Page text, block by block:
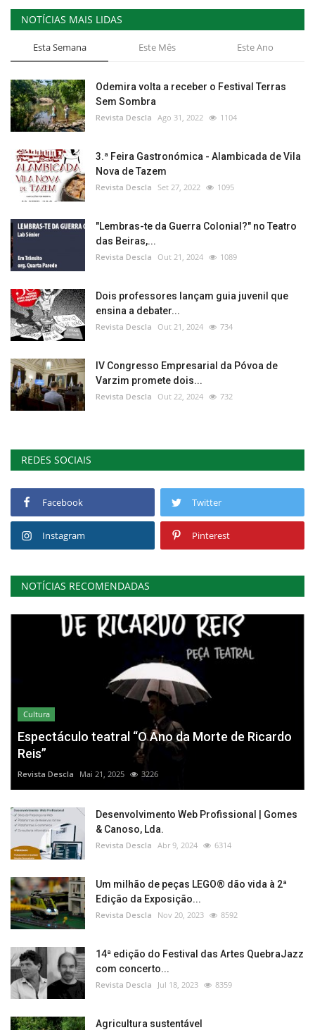
NOTÍCIAS MAIS LIDAS
Esta Semana Este Mês Este Ano
Odemira volta a receber o Festival Terras
Sem Sombra
Revista Descla Ago 31, 2022 1104
3.ª Feira Gastronómica - Alambicada de Vila
Nova de Tazem
Revista Descla Set 27, 2022 1095
"Lembras-te da Guerra Colonial?" no Teatro
das Beiras,...
Revista Descla Out 21, 2024 1089
Dois professores lançam guia juvenil que
ensina a debater...
Revista Descla Out 21, 2024 734
IV Congresso Empresarial da Póvoa de
Varzim promete dois...
Revista Descla Out 22, 2024 732
REDES SOCIAIS
Facebook Twitter
Instagram Pinterest
NOTÍCIAS RECOMENDADAS
Cultura
Espectáculo teatral “O Ano da Morte de Ricardo
Reis”
Revista Descla Mai 21, 2025 3226
Desenvolvimento Web Profissional | Gomes
& Canoso, Lda.
Revista Descla Abr 9, 2024 6314
Um milhão de peças LEGO® dão vida à 2ª
Edição da Exposição...
Revista Descla Nov 20, 2023 8592
14ª edição do Festival das Artes QuebraJazz
com concerto...
Revista Descla Jul 18, 2023 8359
Agricultura sustentável